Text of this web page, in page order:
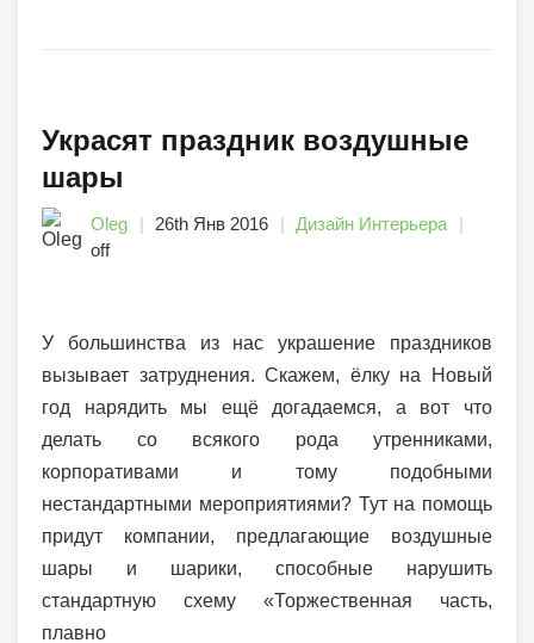
Украсят праздник воздушные
шары
Oleg 26th Янв 2016
Дизайн Интерьера
off
У большинства из нас украшение праздников
вызывает затруднения. Скажем, ёлку на Новый
год нарядить мы ещё догадаемся, а вот что
делать со всякого рода утренниками,
корпоративами и тому подобными
нестандартными мероприятиями? Тут на помощь
придут компании, предлагающие воздушные
шары и шарики, способные нарушить
стандартную схему «Торжественная часть,
плавно